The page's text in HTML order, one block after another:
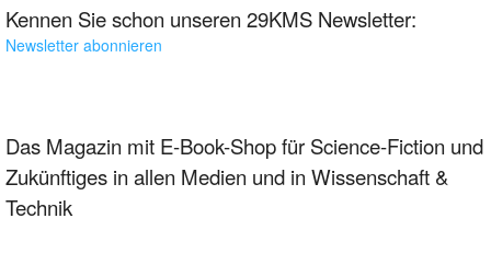
Kennen Sie schon unseren 29KMS Newsletter:
Newsletter abonnieren
Das Magazin mit E-Book-Shop für Science-Fiction und
Zukünftiges in allen Medien und in Wissenschaft &
Technik